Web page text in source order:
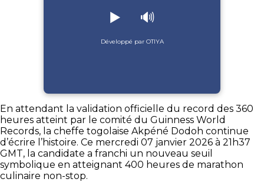
▶️ 🔊
Développé par OTIYA
En attendant la validation officielle du record des 360
heures atteint par le comité du Guinness World
Records, la cheffe togolaise Akpéné Dodoh continue
d’écrire l’histoire. Ce mercredi 07 janvier 2026 à 21h37
GMT, la candidate a franchi un nouveau seuil
symbolique en atteignant 400 heures de marathon
culinaire non-stop.